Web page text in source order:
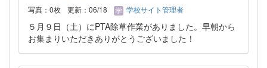
写真：0枚 更新：06/18 学校サイト管理者
５月９日（土）にPTA除草作業がありました。早朝から
お集まりいただきありがとうございました！